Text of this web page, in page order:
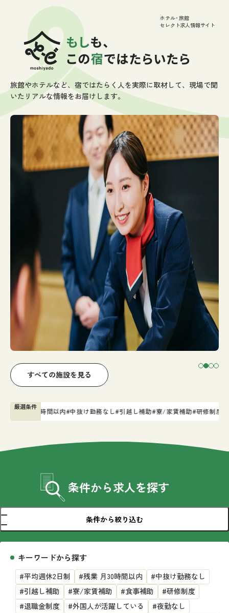
ホテル・旅館
セレクト求人情報サイト
残業時間や年間休日など、一定条件を満たした施設のみを厳選し
てご紹介します。
厳選条件
月30時間以内#中抜け勤務なし#引越し補助#寮/家賃補助#研修制度#退職金
もし宿とは
すべての施設を見る
すべての求人を見る
コラムを見る
条件から求人を探す
条件から絞り込む
キーワードから探す
#平均週休2日制 #残業 月30時間以内
#中抜け勤務なし
#引越し補助
#寮/家賃補助 #食事補助
#研修制度
#退職金制度
#外国人が活躍している
#夜勤なし